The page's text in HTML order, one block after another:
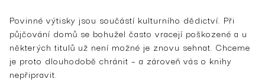
Povinné výtisky jsou součástí kulturního dědictví. Při
půjčování domů se bohužel často vracejí poškozené a u
některých titulů už není možné je znovu sehnat. Chceme
je proto dlouhodobě chránit – a zároveň vás o knihy
nepřipravit.